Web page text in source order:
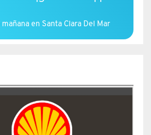
en Santa Clara Del Mar